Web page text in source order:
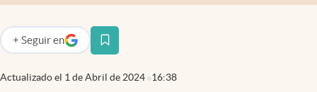
Actualizado el 1 de Abril de 2024 16:38
+ Seguir en
abre en nueva pestaña